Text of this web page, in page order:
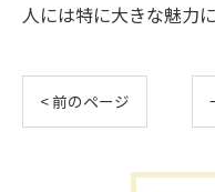
人には特に大きな魅力
< 前のページ